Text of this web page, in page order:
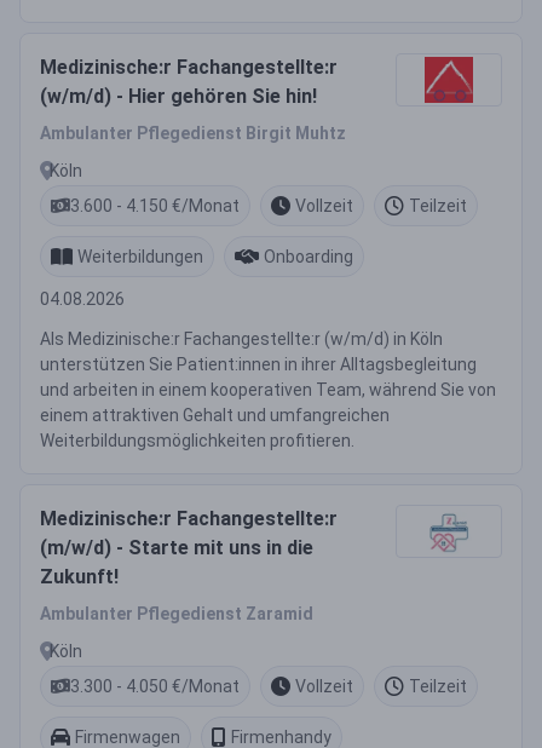
Medizinische:r Fachangestellte:r
(w/m/d) - Hier gehören Sie hin!
Ambulanter Pflegedienst Birgit Muhtz
Köln
3.600 - 4.150 €/Monat
Vollzeit Teilzeit
Weiterbildungen Onboarding
04.08.2026
Als Medizinische:r Fachangestellte:r (w/m/d) in Köln
unterstützen Sie Patient:innen in ihrer Alltagsbegleitung
und arbeiten in einem kooperativen Team, während Sie von
einem attraktiven Gehalt und umfangreichen
Weiterbildungsmöglichkeiten profitieren.
Medizinische:r Fachangestellte:r
(m/w/d) - Starte mit uns in die
Zukunft!
Ambulanter Pflegedienst Zaramid
Köln
3.300 - 4.050 €/Monat
Vollzeit Teilzeit
Firmenwagen Firmenhandy